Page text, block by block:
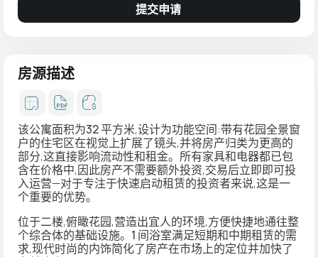
提交申请
房源描述
该公寓面积为32 平方米,设计为功能空间:带有花园全景窗
户的住宅区在视觉上扩展了镜头,并将房产归类为更高的
部分,这直接影响流动性和租金。 所有家具和电器都已包
含在价格中,因此房产不需要额外投资,交易后立即即可投
入运营—对于专注于快速启动租赁的投资者来说,这是一
个重要的优势。
位于二楼,俯瞰花园,营造出宜人的环境,方便快捷地通往整
个综合体的基础设施。 1 间浴室满足短期和中期租赁的需
求,现代时尚的内饰简化了房产在市场上的定位并加快了